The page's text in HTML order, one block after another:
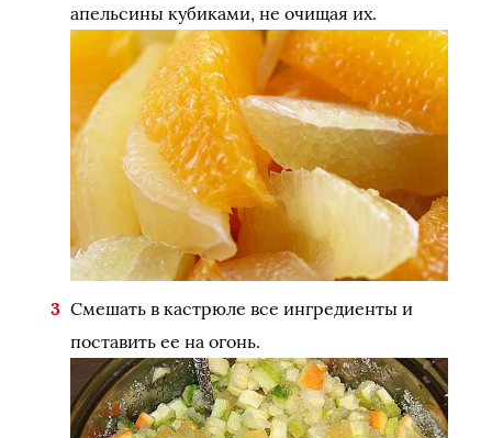
апельсины кубиками, не очищая их.
Смешать в кастрюле все ингредиенты и
поставить ее на огонь.